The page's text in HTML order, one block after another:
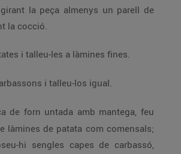
la peça almenys un parell de
la cocció.
i talleu-les a làmines fines.
i talleu-los igual.
de forn untada amb mantega, feu
làmines de patata com comensals;
hi sengles capes de carbassó,